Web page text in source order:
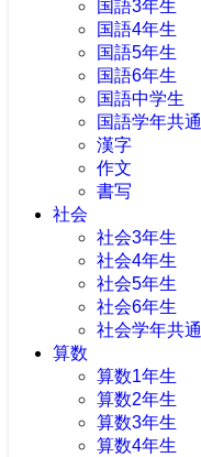
国語3年生
国語4年生
国語5年生
国語6年生
国語中学生
国語学年共通
漢字
作文
書写
社会
社会3年生
社会4年生
社会5年生
社会6年生
社会学年共通
算数
算数1年生
算数2年生
算数3年生
算数4年生